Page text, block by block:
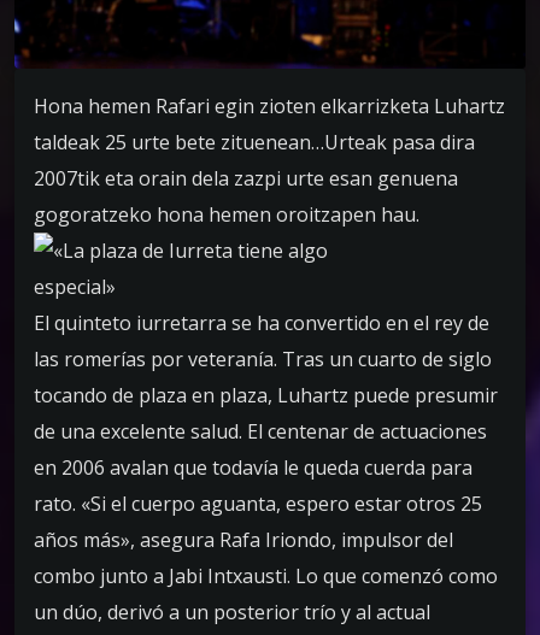
Hona hemen Rafari egin zioten elkarrizketa Luhartz
taldeak 25 urte bete zituenean…Urteak pasa dira
2007tik eta orain dela zazpi urte esan genuena
gogoratzeko hona hemen oroitzapen hau.
El quinteto iurretarra se ha convertido en el rey de
las romerías por veteranía. Tras un cuarto de siglo
tocando de plaza en plaza, Luhartz puede presumir
de una excelente salud. El centenar de actuaciones
en 2006 avalan que todavía le queda cuerda para
rato. «Si el cuerpo aguanta, espero estar otros 25
años más», asegura Rafa Iriondo, impulsor del
combo junto a Jabi Intxausti. Lo que comenzó como
un dúo, derivó a un posterior trío y al actual